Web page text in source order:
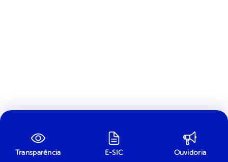
Transparência E-SIC Ouvidoria